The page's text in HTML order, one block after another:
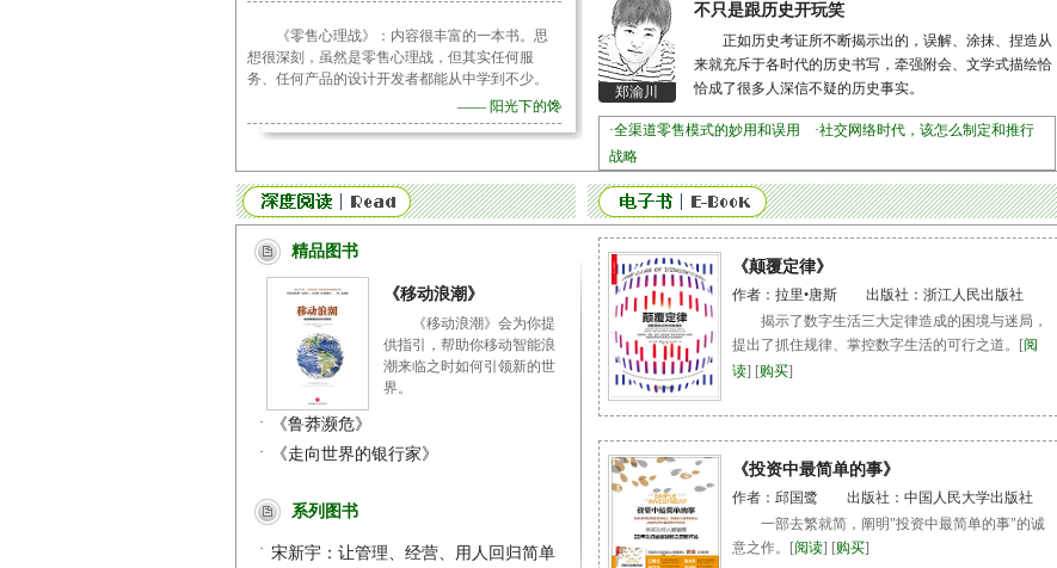
《零售心理战》：内容很丰富的一本书。思
想很深刻，虽然是零售心理战，但其实任何服
务、任何产品的设计开发者都能从中学到不少。
—— 阳光下的馋
郑渝川
不只是跟历史开玩笑
正如历史考证所不断揭示出的，误解、涂抹、捏造从
来就充斥于各时代的历史书写，牵强附会、文学式描绘恰
恰成了很多人深信不疑的历史事实。
·全渠道零售模式的妙用和误用 ·社交网络时代，该怎么制定和推行
战略
精品图书
《移动浪潮》
《移动浪潮》会为你提
供指引，帮助你移动智能浪
潮来临之时如何引领新的世
界。
· 《鲁莽濒危》
· 《走向世界的银行家》
系列图书
· 宋新宇：让管理、经营、用人回归简单
《颠覆定律》
作者：拉里•唐斯 出版社：浙江人民出版社
揭示了数字生活三大定律造成的困境与迷局，
提出了抓住规律、掌控数字生活的可行之道。[阅
读] [购买]
《投资中最简单的事》
作者：邱国鹭 出版社：中国人民大学出版社
一部去繁就简，阐明"投资中最简单的事"的诚
意之作。[阅读] [购买]